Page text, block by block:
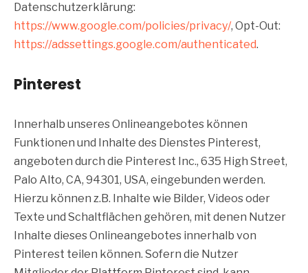
Datenschutzerklärung:
https://www.google.com/policies/privacy/, Opt-Out:
https://adssettings.google.com/authenticated.
Pinterest
Innerhalb unseres Onlineangebotes können
Funktionen und Inhalte des Dienstes Pinterest,
angeboten durch die Pinterest Inc., 635 High Street,
Palo Alto, CA, 94301, USA, eingebunden werden.
Hierzu können z.B. Inhalte wie Bilder, Videos oder
Texte und Schaltflächen gehören, mit denen Nutzer
Inhalte dieses Onlineangebotes innerhalb von
Pinterest teilen können. Sofern die Nutzer